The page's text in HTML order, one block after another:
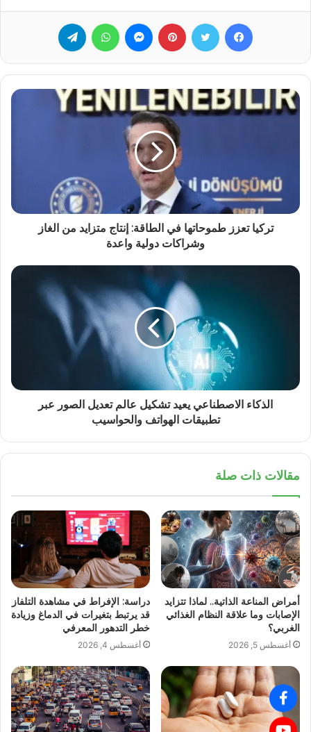
فيسبوك تويتر بينتيريست ماسنجر واتساب
تركيا تعزز طموحاتها في الطاقة: إنتاج متزايد من الغاز
وشراكات دولية واعدة
الذكاء الاصطناعي يعيد تشكيل عالم تعديل الصور عبر
تطبيقات الهواتف والحواسيب
مقالات ذات صلة
أمراض المناعة الذاتية.. لماذا تتزايد
الإصابات وما علاقة النظام الغذائي
الغربي؟
أغسطس 5, 2026
دراسة: الإفراط في مشاهدة التلفاز
قد يرتبط بتغيرات في الدماغ وزيادة
خطر التدهور المعرفي
أغسطس 4, 2026